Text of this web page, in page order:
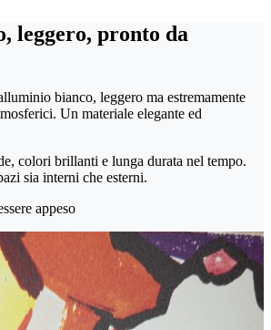
leggero, pronto da
bianco, leggero ma estremamente
Un materiale elegante ed
colori brillanti e lunga durata nel tempo.
sia interni che esterni.
appeso